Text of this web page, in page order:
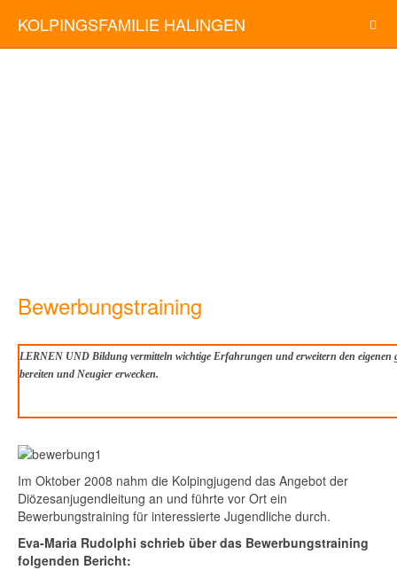
KOLPINGSFAMILIE HALINGEN
Bewerbungstraining
LERNEN UND Bildung vermitteln wichtige Erfahrungen und erweitern den eigenen
bereiten und Neugier erwecken.
Im Oktober 2008 nahm die Kolpingjugend das Angebot der
Diözesanjugendleitung an und führte vor Ort ein
Bewerbungstraining für interessierte Jugendliche durch.
Eva-Maria Rudolphi schrieb über das Bewerbungstraining
folgenden Bericht: